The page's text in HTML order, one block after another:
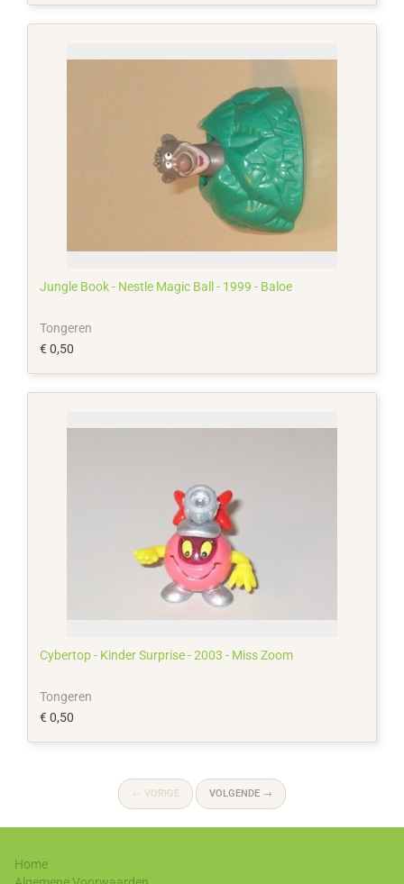
Jungle Book - Nestle Magic Ball - 1999 - Baloe
Tongeren
€ 0,50
Cybertop - Kinder Surprise - 2003 - Miss Zoom
Tongeren
€ 0,50
← VORIGE VOLGENDE →
Home